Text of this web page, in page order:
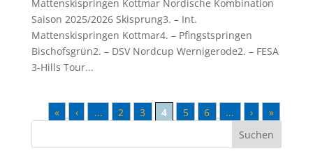
Mattenskispringen Kottmar Nordische Kombination
Saison 2025/2026 Skisprung3. – Int.
Mattenskispringen Kottmar4. – Pfingstspringen
Bischofsgrün2. – DSV Nordcup Wernigerode2. – FESA
3-Hills Tour...
« ‹ ... 2 3 4 5 6 ... › »